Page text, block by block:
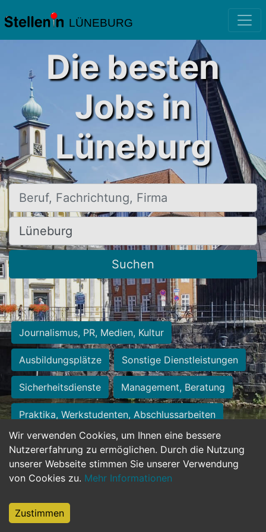
LÜNEBURG
Wir verwenden Cookies, um Ihnen eine bessere
Nutzererfahrung zu ermöglichen. Durch die Nutzung
unserer Webseite stimmen Sie unserer Verwendung
von Cookies zu. Mehr Informationen
Zustimmen
Die besten
Jobs in
Lüneburg
Beruf, Fachrichtung, Firma
Ort, Stadt
Suchen
Journalismus, PR, Medien, Kultur
Ausbildungsplätze Sonstige Dienstleistungen
Sicherheitsdienste Management, Beratung
Praktika, Werkstudenten, Abschlussarbeiten
Personalwesen Assistenz, Sekretariat
Hilfskräfte, Aushilfs- und Nebenjobs
Weiterbildung, Studium, duale Ausbildung